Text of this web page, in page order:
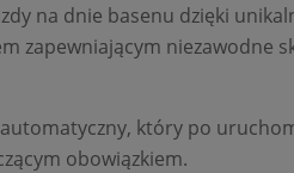
na dnie basenu dzięki
niezawodne
który po
obowiązkiem.